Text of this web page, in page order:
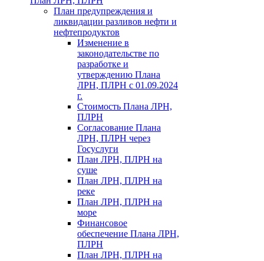
План предупреждения и
ликвидации разливов нефти и
нефтепродуктов
Изменение в
законодательстве по
разработке и
утверждению Плана
ЛРН, ПЛРН с 01.09.2024
г.
Стоимость Плана ЛРН,
ПЛРН
Согласование Плана
ЛРН, ПЛРН через
Госуслуги
План ЛРН, ПЛРН на
суше
План ЛРН, ПЛРН на
реке
План ЛРН, ПЛРН на
море
Финансовое
обеспечение Плана ЛРН,
ПЛРН
План ЛРН, ПЛРН на